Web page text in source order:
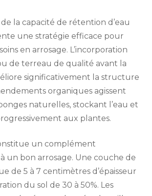
de la capacité de rétention d’eau
une stratégie efficace pour
en arrosage. L’incorporation
de terreau de qualité avant la
significativement la structure
organiques agissent
naturelles, stockant l’eau et
aux plantes.
un complément
un bon arrosage. Une couche de
de 5 à 7 centimètres d’épaisseur
du sol de 30 à 50%. Les